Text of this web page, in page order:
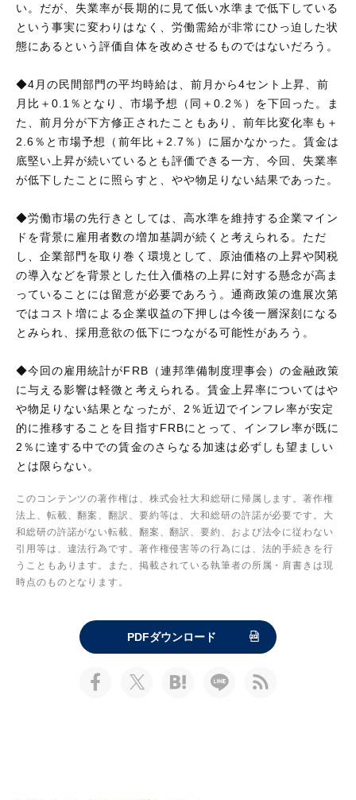
い。だが、失業率が長期的に見て低い水準まで低下している
という事実に変わりはなく、労働需給が非常にひっ迫した状
態にあるという評価自体を改めさせるものではないだろう。
◆4月の民間部門の平均時給は、前月から4セント上昇、前
月比＋0.1％となり、市場予想（同＋0.2％）を下回った。ま
た、前月分が下方修正されたこともあり、前年比変化率も＋
2.6％と市場予想（前年比＋2.7％）に届かなかった。賃金は
底堅い上昇が続いているとも評価できる一方、今回、失業率
が低下したことに照らすと、やや物足りない結果であった。
◆労働市場の先行きとしては、高水準を維持する企業マイン
ドを背景に雇用者数の増加基調が続くと考えられる。ただ
し、企業部門を取り巻く環境として、原油価格の上昇や関税
の導入などを背景とした仕入価格の上昇に対する懸念が高ま
っていることには留意が必要であろう。通商政策の進展次第
ではコスト増による企業収益の下押しは今後一層深刻になる
とみられ、採用意欲の低下につながる可能性があろう。
◆今回の雇用統計がFRB（連邦準備制度理事会）の金融政策
に与える影響は軽微と考えられる。賃金上昇率についてはや
や物足りない結果となったが、2％近辺でインフレ率が安定
的に推移することを目指すFRBにとって、インフレ率が既に
2％に達する中での賃金のさらなる加速は必ずしも望ましい
とは限らない。
このコンテンツの著作権は、株式会社大和総研に帰属します。著作権
法上、転載、翻案、翻訳、要約等は、大和総研の許諾が必要です。大
和総研の許諾がない転載、翻案、翻訳、要約、および法令に従わない
引用等は、違法行為です。著作権侵害等の行為には、法的手続きを行
うこともあります。また、掲載されている執筆者の所属・肩書きは現
時点のものとなります。
PDFダウンロード